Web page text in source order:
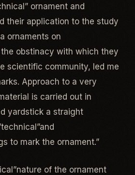
ornament and
their application to the study
ornaments on
obstinacy with which they
scientific community, led me
Approach to a very
is carried out in
yardstick a straight
to mark the ornament.”
of the ornament